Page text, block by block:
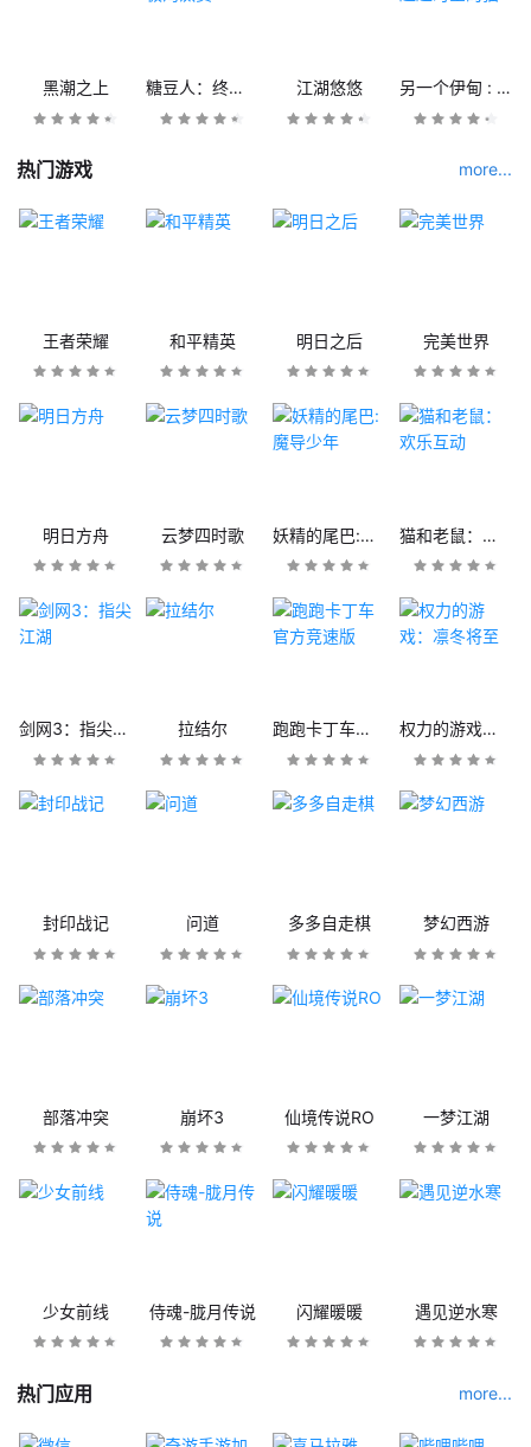
黑潮之上 糖豆人：终极淘汰赛 江湖悠悠 另一个伊甸 : 超越时空的猫
热门游戏 more...
王者荣耀 和平精英 明日之后 完美世界
明日方舟 云梦四时歌 妖精的尾巴:魔导少年 猫和老鼠：欢乐互动
剑网3：指尖江湖 拉结尔 跑跑卡丁车官方竞速版 权力的游戏：凛冬将至
封印战记 问道 多多自走棋 梦幻西游
部落冲突 崩坏3 仙境传说RO 一梦江湖
少女前线 侍魂-胧月传说 闪耀暖暖 遇见逆水寒
热门应用 more...